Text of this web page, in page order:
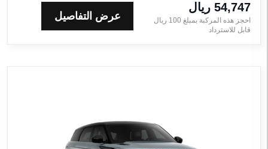
54,747 ريال‎
احجز هذه المركبة بمبلغ 100 ريال‎
قابل للاسترداد
عرض التفاصيل
إعادة الضبط